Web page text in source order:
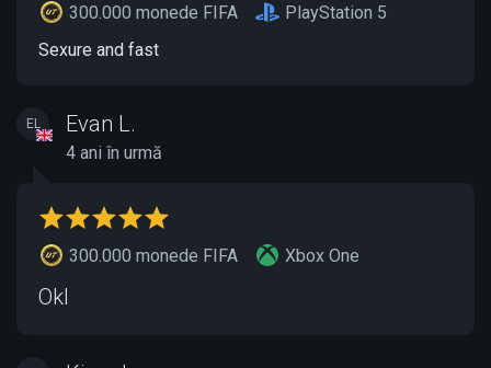
300.000 monede FIFA
PlayStation 5
Sexure and fast
EL Evan L.
4 ani în urmă
300.000 monede FIFA Xbox One
Okl